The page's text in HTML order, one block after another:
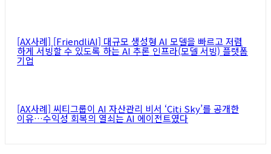
[AX사례] [FriendliAI] 대규모 생성형 AI 모델을 빠르고 저렴
하게 서빙할 수 있도록 하는 AI 추론 인프라(모델 서빙) 플랫폼
기업
[AX사례] 씨티그룹이 AI 자산관리 비서 ‘Citi Sky’를 공개한
이유…수익성 회복의 열쇠는 AI 에이전트였다